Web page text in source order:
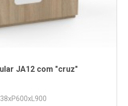
JA12 com "cruz"